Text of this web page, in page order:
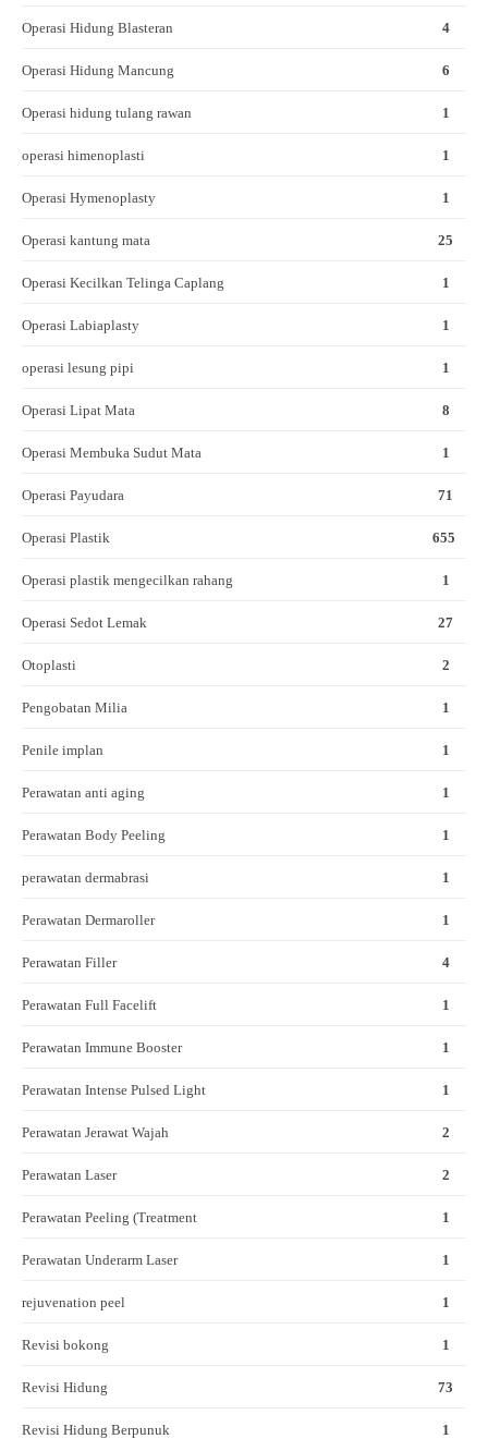
Operasi Hidung Blasteran 4
Operasi Hidung Mancung 6
Operasi hidung tulang rawan 1
operasi himenoplasti 1
Operasi Hymenoplasty 1
Operasi kantung mata 25
Operasi Kecilkan Telinga Caplang 1
Operasi Labiaplasty 1
operasi lesung pipi 1
Operasi Lipat Mata 8
Operasi Membuka Sudut Mata 1
Operasi Payudara 71
Operasi Plastik 655
Operasi plastik mengecilkan rahang 1
Operasi Sedot Lemak 27
Otoplasti 2
Pengobatan Milia 1
Penile implan 1
Perawatan anti aging 1
Perawatan Body Peeling 1
perawatan dermabrasi 1
Perawatan Dermaroller 1
Perawatan Filler 4
Perawatan Full Facelift 1
Perawatan Immune Booster 1
Perawatan Intense Pulsed Light 1
Perawatan Jerawat Wajah 2
Perawatan Laser 2
Perawatan Peeling (Treatment 1
Perawatan Underarm Laser 1
rejuvenation peel 1
Revisi bokong 1
Revisi Hidung 73
Revisi Hidung Berpunuk 1